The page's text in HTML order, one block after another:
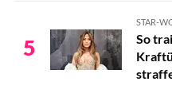
5
STAR-
So